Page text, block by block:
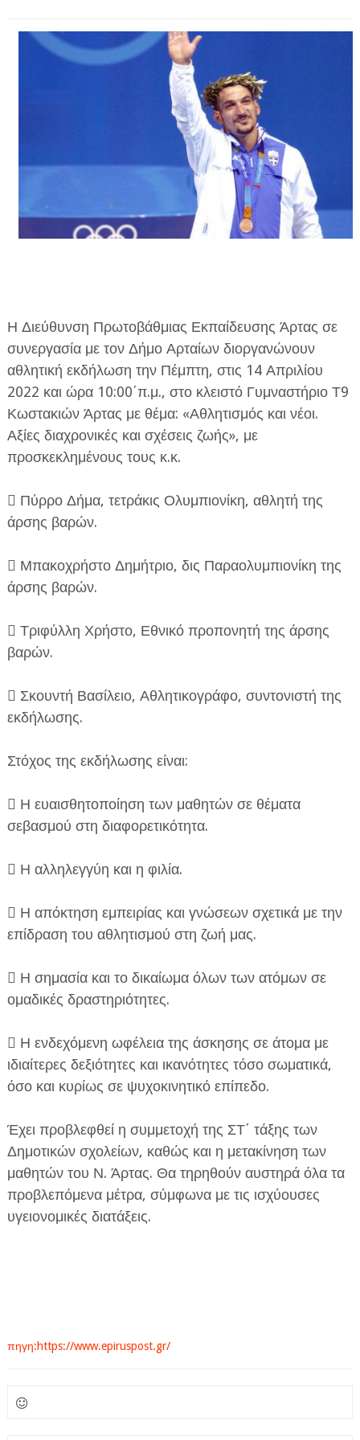
ΠΡΕΒΕΖΑ
ΥΓΕΙΑ-ΟΜΟΡΦΙΑ
ΤΕΧΝΟΛΟΓΙΑ
ΔΙΕΘΝΗ
ΠΛΗΡΟΦΟΡΙΕΣ
Η Διεύθυνση Πρωτοβάθμιας Εκπαίδευσης Άρτας σε
συνεργασία με τον Δήμο Αρταίων διοργανώνουν
αθλητική εκδήλωση την Πέμπτη, στις 14 Απριλίου
2022 και ώρα 10:00΄π.μ., στο κλειστό Γυμναστήριο Τ9
Κωστακιών Άρτας με θέμα: «Αθλητισμός και νέοι.
Αξίες διαχρονικές και σχέσεις ζωής», με
προσκεκλημένους τους κ.κ.
 Πύρρο Δήμα, τετράκις Ολυμπιονίκη, αθλητή της
άρσης βαρών.
 Μπακοχρήστο Δημήτριο, δις Παραολυμπιονίκη της
άρσης βαρών.
 Τριφύλλη Χρήστο, Εθνικό προπονητή της άρσης
βαρών.
 Σκουντή Βασίλειο, Αθλητικογράφο, συντονιστή της
εκδήλωσης.
Στόχος της εκδήλωσης είναι:
 Η ευαισθητοποίηση των μαθητών σε θέματα
σεβασμού στη διαφορετικότητα.
 Η αλληλεγγύη και η φιλία.
 Η απόκτηση εμπειρίας και γνώσεων σχετικά με την
επίδραση του αθλητισμού στη ζωή μας.
 Η σημασία και το δικαίωμα όλων των ατόμων σε
ομαδικές δραστηριότητες.
 Η ενδεχόμενη ωφέλεια της άσκησης σε άτομα με
ιδιαίτερες δεξιότητες και ικανότητες τόσο σωματικά,
όσο και κυρίως σε ψυχοκινητικό επίπεδο.
Έχει προβλεφθεί η συμμετοχή της ΣΤ΄ τάξης των
Δημοτικών σχολείων, καθώς και η μετακίνηση των
μαθητών του Ν. Άρτας. Θα τηρηθούν αυστηρά όλα τα
προβλεπόμενα μέτρα, σύμφωνα με τις ισχύουσες
υγειονομικές διατάξεις.
πηγη:https://www.epiruspost.gr/